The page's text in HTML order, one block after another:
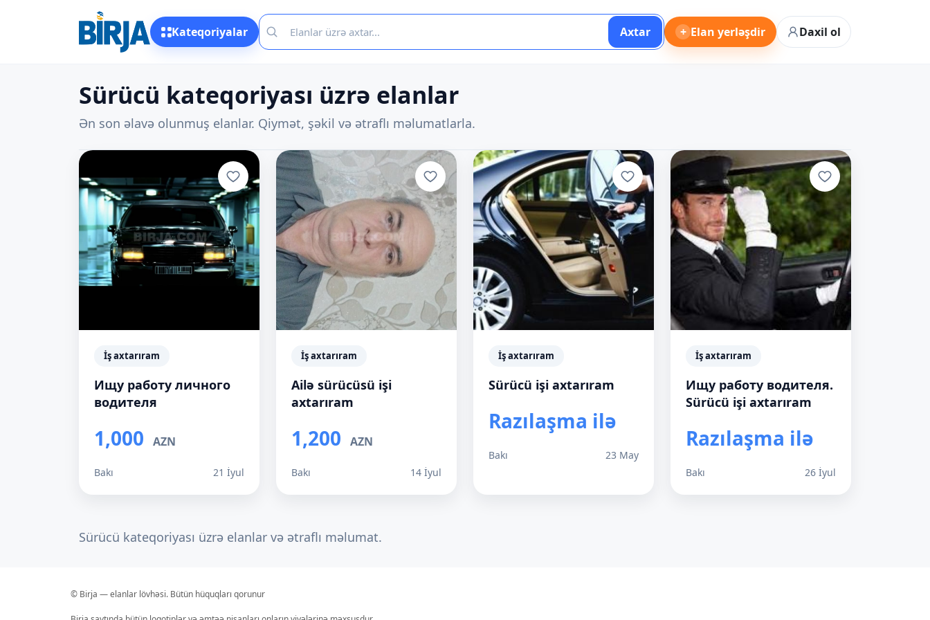
Kateqoriyalar Axtar + Elan yerləşdir Daxil ol
Sürücü kateqoriyası üzrə elanlar
Ən son əlavə olunmuş elanlar. Qiymət, şəkil və ətraflı məlumatlarla.
İş axtarıram
Ищу работу личного
водителя
1,000 AZN
Bakı 21 İyul
İş axtarıram
Ailə sürücüsü işi
axtarıram
1,200 AZN
Bakı 14 İyul
İş axtarıram
Sürücü işi axtarıram
Razılaşma ilə
Bakı 23 May
İş axtarıram
Ищу работу водителя.
Sürücü işi axtarıram
Razılaşma ilə
Bakı 26 İyul
Sürücü kateqoriyası üzrə elanlar və ətraflı məlumat.
© Birja — elanlar lövhəsi. Bütün hüquqları qorunur